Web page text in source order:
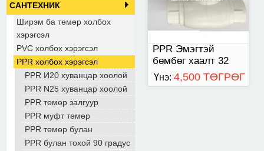
САНТЕХНИК
Ширэм ба төмөр холбох
хэрэгсэл
PVC холбох хэрэгсэл
PPR холбох хэрэгсэл
PPR И20 хуванцар хоолой
PPR N25 хуванцар хоолой
PPR төмөр залгуур
PPR муфт төмөр
PPR төмөр булан
PPR булан тохой 90 градус
PPR Эмэгтэй
бөмбөг хаалт 32
Үнэ: 4,500 ТӨГРӨГ